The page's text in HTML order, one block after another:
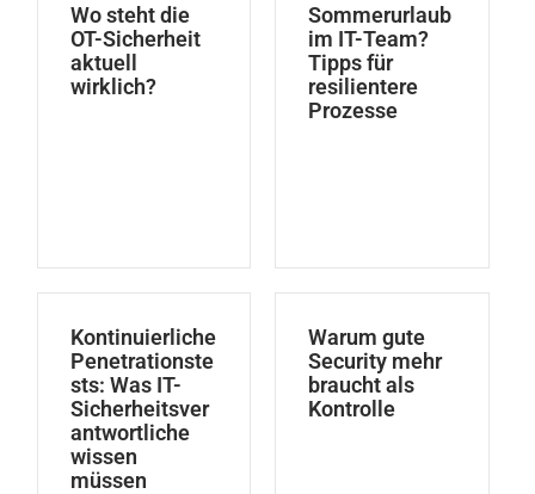
Wo steht die
OT-Sicherheit
aktuell
wirklich?
Sommerurlaub
im IT-Team?
Tipps für
resilientere
Prozesse
Kontinuierliche
Penetrationste
sts: Was IT-
Sicherheitsver
antwortliche
wissen
müssen
Warum gute
Security mehr
braucht als
Kontrolle